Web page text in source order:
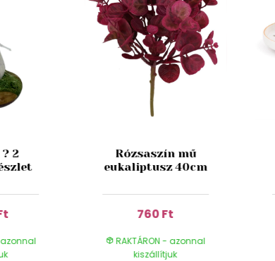
2
azonnal
Rózsaszín mű
eukaliptusz 40cm
760 Ft
RAKTÁRON - azonnal
kiszállítjuk